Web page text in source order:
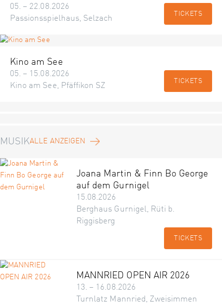
05. – 22.08.2026
Passionsspielhaus, Selzach
TICKETS
Kino am See
05. – 15.08.2026
Kino am See, Pfäffikon SZ
TICKETS
MUSIKALLE ANZEIGEN
Joana Martin & Finn Bo George
auf dem Gurnigel
15.08.2026
Berghaus Gurnigel, Rüti b.
Riggisberg
TICKETS
MANNRIED OPEN AIR 2026
13. – 16.08.2026
Turnlatz Mannried, Zweisimmen